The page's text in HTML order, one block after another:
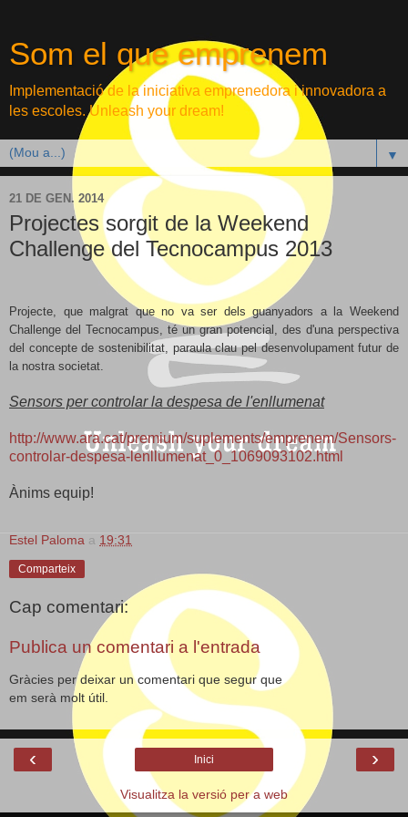
Som el que emprenem
Implementació de la iniciativa emprenedora i innovadora a
les escoles. Unleash your dream!
▼
21 DE GEN. 2014
Projectes sorgit de la Weekend
Challenge del Tecnocampus 2013
Projecte, que malgrat que no va ser dels guanyadors a la Weekend
Challenge del Tecnocampus, té un gran potencial, des d'una perspectiva
del concepte de sostenibilitat, paraula clau pel desenvolupament futur de
la nostra societat.
Sensors per controlar la despesa de l'enllumenat
http://www.ara.cat/premium/suplements/emprenem/Sensors-
controlar-despesa-lenllumenat_0_1069093102.html
Ànims equip!
Estel Paloma a 19:31
Comparteix
Cap comentari:
Publica un comentari a l'entrada
Gràcies per deixar un comentari que segur que
em serà molt útil.
‹ ›
Inici
Visualitza la versió per a web